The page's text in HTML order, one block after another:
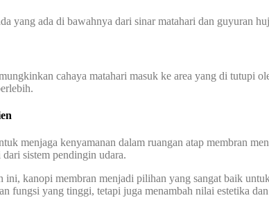
yang ada di bawahnya dari sinar matahari dan guyuran
cahaya matahari masuk ke area yang di tutupi
menjaga kenyamanan dalam ruangan atap membran
sistem pendingin udara.
ini, kanopi membran menjadi pilihan yang sangat baik
fungsi yang tinggi, tetapi juga menambah nilai estetika